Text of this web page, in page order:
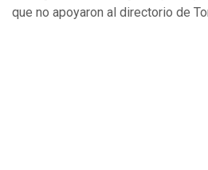
que no apoyaron al directorio de